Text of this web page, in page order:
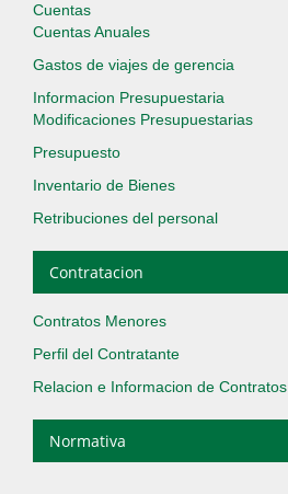
Cuentas
Cuentas Anuales
Gastos de viajes de gerencia
Informacion Presupuestaria
Modificaciones Presupuestarias
Presupuesto
Inventario de Bienes
Retribuciones del personal
Contratacion
Contratos Menores
Perfil del Contratante
Relacion e Informacion de Contratos
Normativa